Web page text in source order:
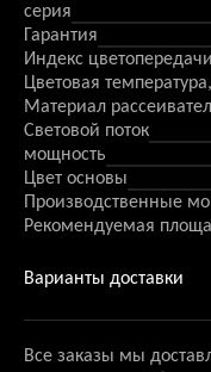
серия
Гарантия
Индекс цветопередачи
Цветовая
Материал
Световой поток
мощность
Цвет основы
Производственные
Рекомендуемая
Варианты доставки
Все заказы мы